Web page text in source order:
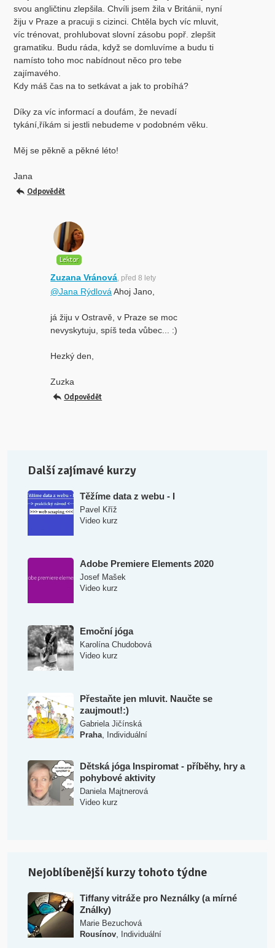
svou angličtinu zlepšila. Chvíli jsem žila v Británii, nyní
žiju v Praze a pracuji s cizinci. Chtěla bych víc mluvit,
víc trénovat, prohlubovat slovní zásobu popř. zlepšit
gramatiku. Budu ráda, když se domluvíme a budu ti
namísto toho moc nabídnout něco pro tebe
zajímavého.
Kdy máš čas na to setkávat a jak to probíhá?
Díky za víc informací a doufám, že nevadí
tykání,říkám si jestli nebudeme v podobném věku.
Měj se pěkně a pěkné léto!
Jana
Odpovědět
Lektor
Zuzana Vránová, před 8 lety
@Jana Rýdlová Ahoj Jano,
já žiju v Ostravě, v Praze se moc
nevyskytuju, spíš teda vůbec... :)
Hezký den,
Zuzka
Odpovědět
Další zajímavé kurzy
Těžíme data z webu - I
Pavel Kříž
Video kurz
Adobe Premiere Elements 2020
Josef Mašek
Video kurz
Emoční jóga
Karolína Chudobová
Video kurz
Přestaňte jen mluvit. Naučte se
zaujmout!:)
Gabriela Jičínská
Praha, Individuální
Dětská jóga Inspiromat - příběhy, hry a
pohybové aktivity
Daniela Majtnerová
Video kurz
Nejoblíbenější kurzy tohoto týdne
Tiffany vitráže pro Neználky (a mírné
Ználky)
Marie Bezuchová
Rousínov, Individuální